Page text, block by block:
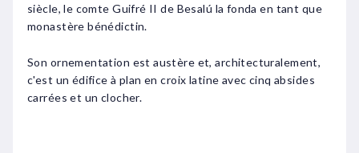
siècle, le comte Guifré II de Besalú la fonda en tant que
monastère bénédictin.
Son ornementation est austère et, architecturalement,
c'est un édifice à plan en croix latine avec cinq absides
carrées et un clocher.